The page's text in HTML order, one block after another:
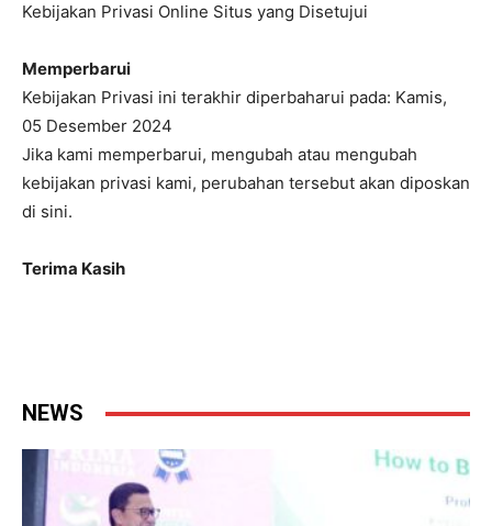
Kebijakan Privasi Online Situs yang Disetujui
Memperbarui
Kebijakan Privasi ini terakhir diperbaharui pada: Kamis,
05 Desember 2024
Jika kami memperbarui, mengubah atau mengubah
kebijakan privasi kami, perubahan tersebut akan diposkan
di sini.
Terima Kasih
NEWS